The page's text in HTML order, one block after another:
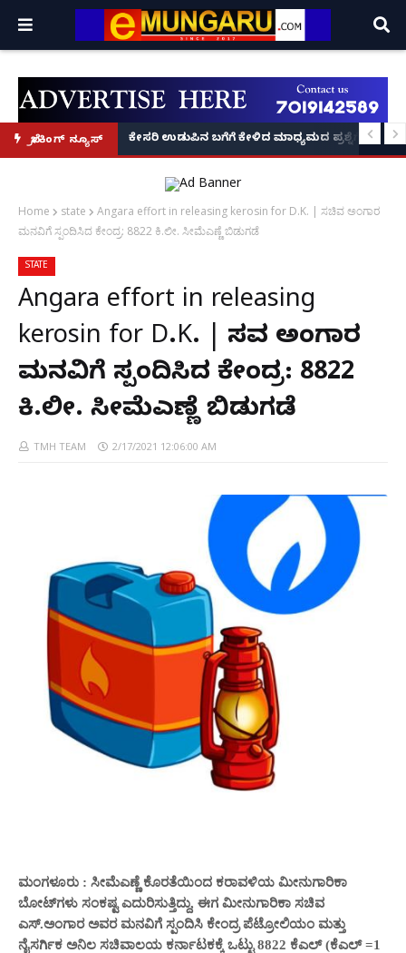
ಬ್ರೇಕಿಂಗ್ ನ್ಯೂಸ್
ವಶಕ್ಕೆ! ₹50 ಕೋಟಿ ಟರ್ನೋವರ್ ಗಳಿಸಿದ ಕನ್ನಡಿಗನ 'ಬ್ಯಾಂಬ್ರೂ' ಕಥೆ!
ಕೇಸರಿ ಉಡುಪಿನ ಬಗೆಗೆ ಕೇಳಿದ ಮಾಧ್ಯಮದ ಪ್ರಶ್ನೆಗೆ ಖಡಕ್
Home state
Angara effort in releasing kerosin for D.K. | ಸಚಿವ ಅಂಗಾರ
ಮನವಿಗೆ ಸ್ಪಂದಿಸಿದ ಕೇಂದ್ರ: 8822 ಕಿ.ಲೀ. ಸೀಮೆಎಣ್ಣೆ ಬಿಡುಗಡೆ
STATE
Angara effort in releasing
kerosin for D.K. | ಸಚಿವ ಅಂಗಾರ
ಮನವಿಗೆ ಸ್ಪಂದಿಸಿದ ಕೇಂದ್ರ: 8822
ಕಿ.ಲೀ. ಸೀಮೆಎಣ್ಣೆ ಬಿಡುಗಡೆ
TMH TEAM 2/17/2021 12:06:00 AM
ಮಂಗಳೂರು : ಸೀಮೆಎಣ್ಣೆ ಕೊರತೆಯಿಂದ ಕರಾವಳಿಯ ಮೀನುಗಾರಿಕಾ
ಬೋಟ್‌ಗಳು ಸಂಕಷ್ಟ ಎದುರಿಸುತ್ತಿದ್ದು, ಈಗ ಮೀನುಗಾರಿಕಾ ಸಚಿವ
ಎಸ್.ಅಂಗಾರ ಅವರ ಮನವಿಗೆ ಸ್ಪಂದಿಸಿ ಕೇಂದ್ರ ಪೆಟ್ರೋಲಿಯಂ ಮತ್ತು
ನೈಸರ್ಗಿಕ ಅನಿಲ ಸಚಿವಾಲಯ ಕರ್ನಾಟಕಕ್ಕೆ ಒಟ್ಟು 8822 ಕೆಎಲ್ (ಕೆಎಲ್ =1